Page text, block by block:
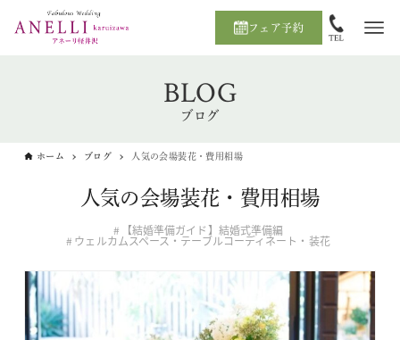
フェア予約
BLOG
ブログ
ホーム ブログ 人気の会場装花・費用相場
人気の会場装花・費用相場
【結婚準備ガイド】結婚式準備編
ウェルカムスペース・テーブルコーディネート・装花